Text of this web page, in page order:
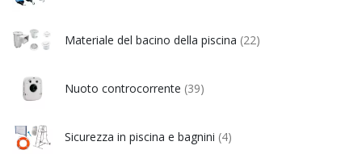
Materiale del bacino della piscina (22)
Nuoto controcorrente (39)
Sicurezza in piscina e bagnini (4)